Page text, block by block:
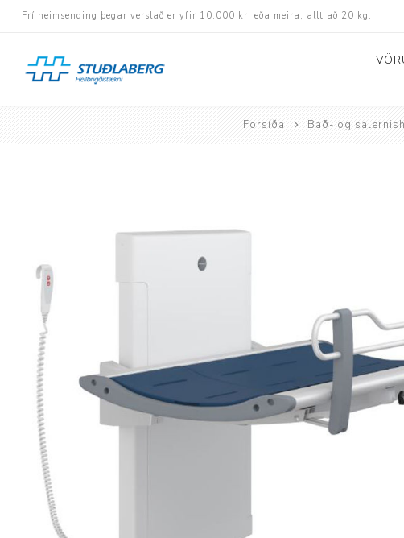
Frí heimsending þegar verslað er yfir 10.000 kr. eða meira, allt að 20 kg.
Hjólastólar
Krossramma hjólastólar
Brjóstaaðgerðir og þrýstingsvörur
Brjóstaaðgerðir
Forsíða Bað- og